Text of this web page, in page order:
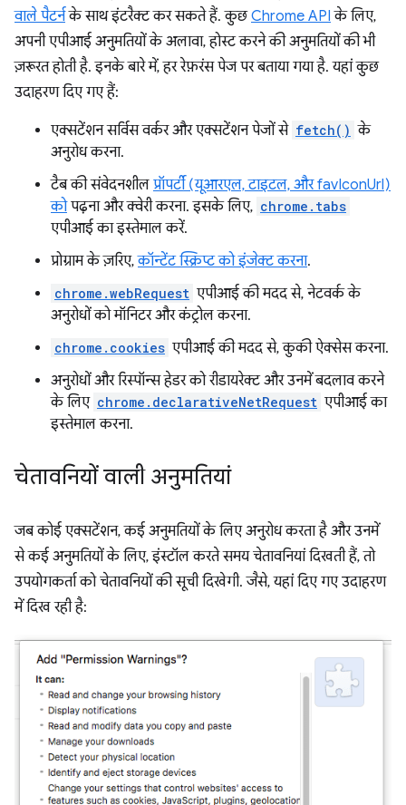
वाले पैटर्नके साथ इंटरैक्ट कर सकते हैं. कुछChrome API के लिए,
अपनी एपीआई अनुमतियों के अलावा, होस्ट करने की अनुमतियों की भी
ज़रूरत होती है. इनके बारे में, हर रेफ़रंस पेज पर बताया गया है. यहां कुछ
उदाहरण दिए गए हैं:
एक्सटेंशन सर्विस वर्कर और एक्सटेंशन पेजों से fetch() के
अनुरोध करना.
टैब की संवेदनशील प्रॉपर्टी (यूआरएल, टाइटल, और favIconUrl)
कोपढ़ना और क्वेरी करना. इसके लिए, chrome.tabs
एपीआई का इस्तेमाल करें.
प्रोग्राम के ज़रिए,कॉन्टेंट स्क्रिप्ट को इंजेक्ट करना.
chrome.webRequest एपीआई की मदद से, नेटवर्क के
अनुरोधों को मॉनिटर और कंट्रोल करना.
chrome.cookies एपीआई की मदद से, कुकी ऐक्सेस करना.
अनुरोधों और रिस्पॉन्स हेडर को रीडायरेक्ट और उनमें बदलाव करने
के लिए chrome.declarativeNetRequest एपीआई का
इस्तेमाल करना.
चेतावनियों वाली अनुमतियां
जब कोई एक्सटेंशन, कई अनुमतियों के लिए अनुरोध करता है और उनमें
से कई अनुमतियों के लिए, इंस्टॉल करते समय चेतावनियां दिखती हैं, तो
उपयोगकर्ता को चेतावनियों की सूची दिखेगी. जैसे, यहां दिए गए उदाहरण
में दिख रही है: